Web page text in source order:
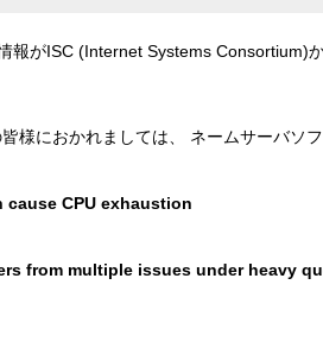
がISC (Internet Systems Consortium)か
様におかれましては、 ネームサーバソ
cause CPU exhaustion
from multiple issues under heavy